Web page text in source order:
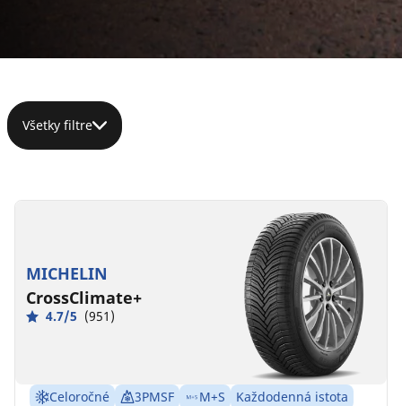
Všetky filtre
MICHELIN
CrossClimate+
4.7/5 (951)
Celoročné 3PMSF M+S
Každodenná istota
D
B